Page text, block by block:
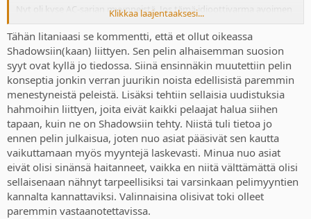
Nyt oli kyse AC-sarjan myynneistä. Jos tämä idioottivarma avoimen
maailman kaava toimii, nii miksi Shadows ei pärjännyt Valhallan
myynneille? Täytyy jopa sunkin myöntää, että oon osittain
oikeassa?
Huoh! Kuinka väsynyttä.
Mikähän tarve sulla on mennä putkijuoksu-ketjuihin jauhamaan
etten tykkää putkijuoksuista? Tai jonkun parry-painotteisen pelin
ketjuun, etten tykkää parrystä? Nekään pelit kun ei selvästikään ole
sulle?
Niin teenkin. Pelaan putkijuoksuja ja avoimen maailman pelejä. Mun
mielestä molempi parempi. Kumpikaan ei oo automaattisesti
hyvä/hyviä.
Must se on vaan hyvä et keskustelua on.
Klikkaa laajentaaksesi...
Tähän litaniaasi se kommentti, että et ollut oikeassa
Shadowsiin(kaan) liittyen. Sen pelin alhaisemman suosion
syyt ovat kyllä jo tiedossa. Siinä ensinnäkin muutettiin pelin
konseptia jonkin verran juurikin noista edellisistä paremmin
menestyneistä peleistä. Lisäksi tehtiin sellaisia uudistuksia
hahmoihin liittyen, joita eivät kaikki pelaajat halua siihen
tapaan, kuin ne on Shadowsiin tehty. Niistä tuli tietoa jo
ennen pelin julkaisua, joten nuo asiat pääsivät sen kautta
vaikuttamaan myös myyntejä laskevasti. Minua nuo asiat
eivät olisi sinänsä haitanneet, vaikka en niitä välttämättä olisi
sellaisenaan nähnyt tarpeellisiksi tai varsinkaan pelimyyntien
kannalta kannattaviksi. Valinnaisina olisivat toki olleet
paremmin vastaanotettavissa.